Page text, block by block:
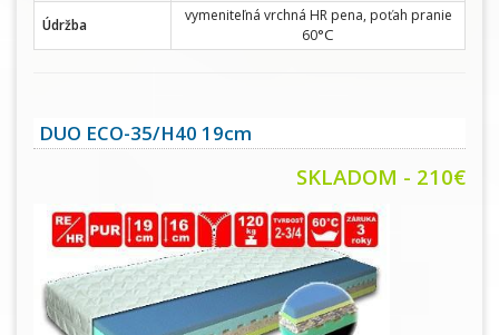
Údržba
vymeniteľná vrchná HR pena, poťah pranie
60°C
DUO ECO-35/H40 19cm
SKLADOM - 210€